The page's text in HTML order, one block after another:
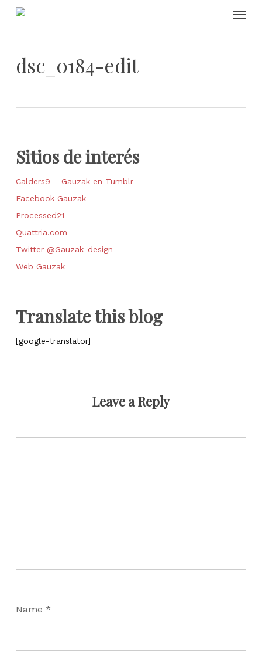
Skip
dsc_0184-edit
Sitios de interés
Calders9 – Gauzak en Tumblr
Facebook Gauzak
Processed21
Quattria.com
Twitter @Gauzak_design
Web Gauzak
Translate this blog
[google-translator]
Leave a Reply
Name *